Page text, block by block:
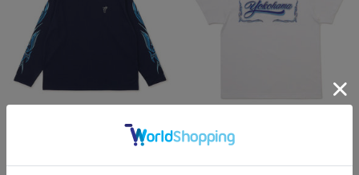
速乾ロングTシャツ
×MOONEYES/発泡プリントTシャツ